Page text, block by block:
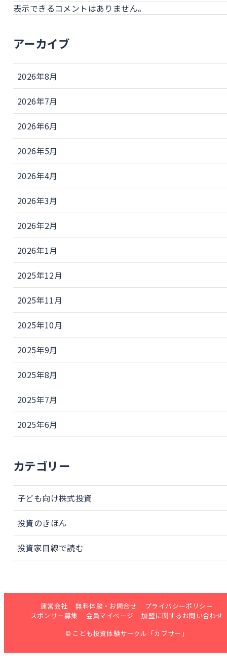
表示できるコメントはありません。
アーカイブ
2026年8月
2026年7月
2026年6月
2026年5月
2026年4月
2026年3月
2026年2月
2026年1月
2025年12月
2025年11月
2025年10月
2025年9月
2025年8月
2025年7月
2025年6月
カテゴリー
子ども向け株式投資
投資のきほん
投資家目線で読む
運営会社 無料体験・お問合せ
プライバシーポリシー
スポンサー募集
会員マイページ
加盟に関するお問い合わせ
© こども投資体験サークル「カブサー」